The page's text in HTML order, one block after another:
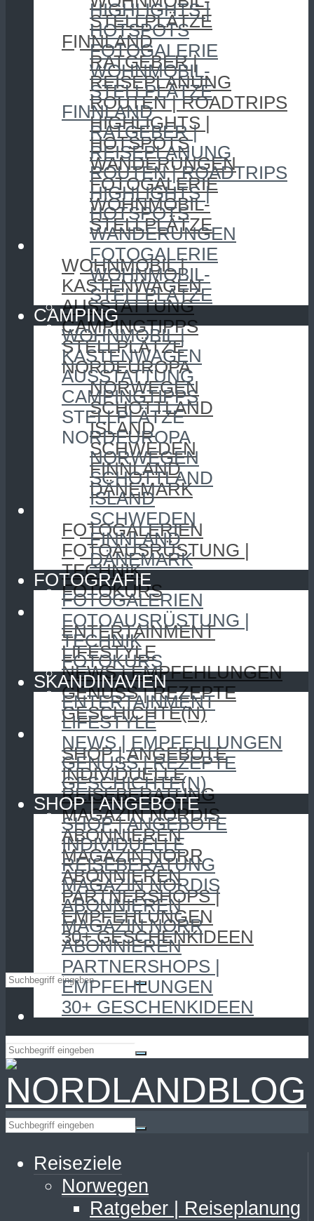
STELLPLÄTZE
FINNLAND
RATGEBER |
REISEPLANUNG
ROUTEN | ROADTRIPS
HIGHLIGHTS |
HOTSPOTS
WANDERUNGEN
FOTOGALERIE
WOHNMOBIL-
STELLPLÄTZE
CAMPING
WOHNMOBIL |
KASTENWAGEN
AUSSTATTUNG
CAMPINGTIPPS
STELLPLÄTZE
NORDEUROPA
NORWEGEN
SCHOTTLAND
ISLAND
SCHWEDEN
FINNLAND
DÄNEMARK
FOTOGRAFIE
FOTOGALERIEN
FOTOAUSRÜSTUNG |
TECHNIK
FOTOKURS
SKANDINAVIEN
ENTERTAINMENT
LIFESTYLE
NEWS | EMPFEHLUNGEN
GENUSS | REZEPTE
GESCHICHTE(N)
SHOP | ANGEBOTE
SHOP | ANGEBOTE
INDIVIDUELLE
REISEBERATUNG
MAGAZIN NORDIS
ABONNIEREN
MAGAZIN NORR
ABONNIEREN
PARTNERSHOPS |
EMPFEHLUNGEN
30+ GESCHENKIDEEN
HIGHLIGHTS |
HOTSPOTS
FOTOGALERIE
WOHNMOBIL-
STELLPLÄTZE
FINNLAND
RATGEBER |
REISEPLANUNG
ROUTEN | ROADTRIPS
HIGHLIGHTS |
HOTSPOTS
WANDERUNGEN
FOTOGALERIE
WOHNMOBIL-
STELLPLÄTZE
CAMPING
WOHNMOBIL |
KASTENWAGEN
AUSSTATTUNG
CAMPINGTIPPS
STELLPLÄTZE
NORDEUROPA
NORWEGEN
SCHOTTLAND
ISLAND
SCHWEDEN
FINNLAND
DÄNEMARK
FOTOGRAFIE
FOTOGALERIEN
FOTOAUSRÜSTUNG |
TECHNIK
FOTOKURS
SKANDINAVIEN
ENTERTAINMENT
LIFESTYLE
NEWS | EMPFEHLUNGEN
GENUSS | REZEPTE
GESCHICHTE(N)
SHOP | ANGEBOTE
SHOP | ANGEBOTE
INDIVIDUELLE
REISEBERATUNG
MAGAZIN NORDIS
ABONNIEREN
MAGAZIN NORR
ABONNIEREN
PARTNERSHOPS |
EMPFEHLUNGEN
30+ GESCHENKIDEEN
Reiseziele
Norwegen
Ratgeber | Reiseplanung